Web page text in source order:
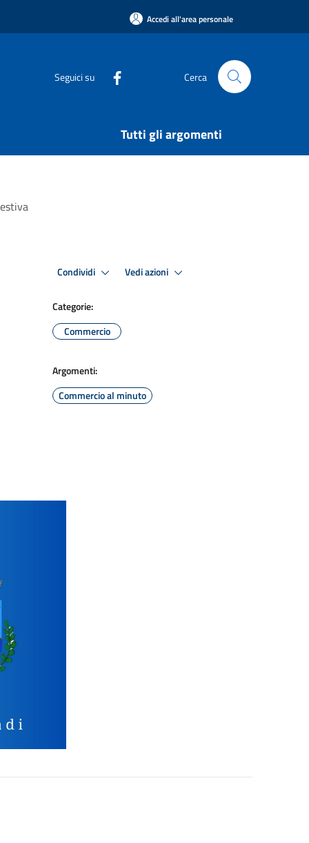
Accedi all'area personale
Seguici su Cerca
Tutti gli argomenti
Condividi Vedi azioni
Categorie:
Commercio
Argomenti:
Commercio al minuto